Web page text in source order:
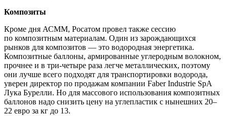
Композиты
Кроме дня АСММ, Росатом провел также сессию
по композитным материалам. Один из зарождающихся
рынков для композитов — ​это водородная энергетика.
Композитные баллоны, армированные углеродным волокном,
прочнее и в три-четыре раза легче металлических, поэтому
они лучше всего подходят для транспортировки водорода,
уверен директор по продажам компании Faber Industrie SpA
Лука Бурелли. Но для массового использования композитных
баллонов надо снизить цену на углепластик с нынешних 20–
22 евро за кг до 13.